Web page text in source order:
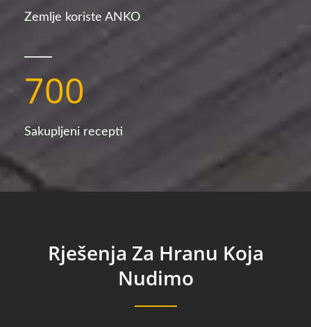
Zemlje koriste ANKO
700
Sakupljeni recepti
Rješenja Za Hranu Koja
Nudimo